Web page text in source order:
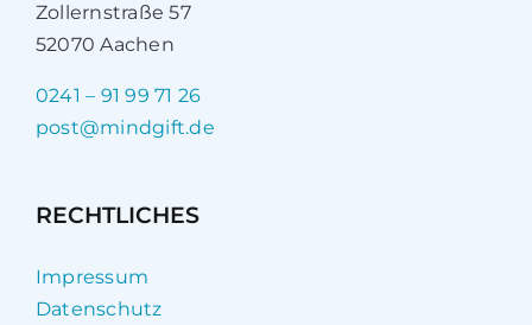
Zollernstraße 57
52070 Aachen
0241 – 91 99 71 26
post@mindgift.de
RECHTLICHES
Impressum
Datenschutz